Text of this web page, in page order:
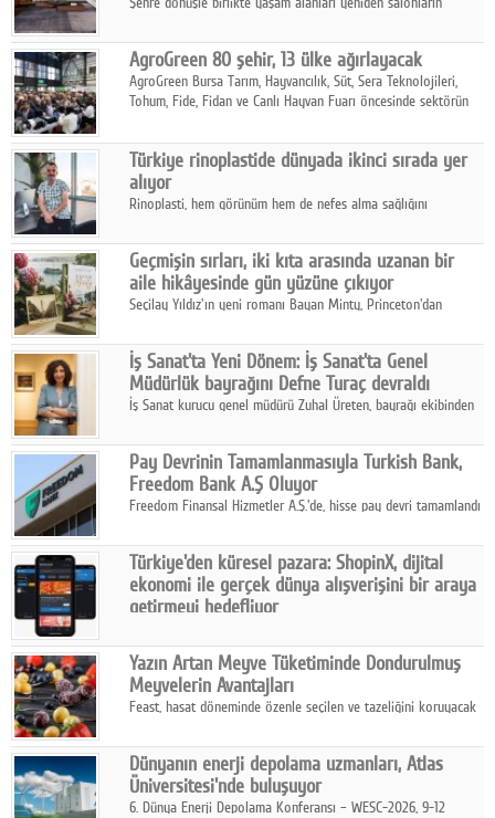
sonbaharın tasarım kodlarını açıklıyor.
AgroGreen 80 şehir, 13 ülke ağırlayacak
AgroGreen Bursa Tarım, Hayvancılık, Süt, Sera Teknolojileri,
Tohum, Fide, Fidan ve Canlı Hayvan Fuarı öncesinde sektörün
Türkiye rinoplastide dünyada ikinci sırada yer
alıyor
Rinoplasti, hem görünüm hem de nefes alma sağlığını
biri konumunda.
Geçmişin sırları, iki kıta arasında uzanan bir
aile hikâyesinde gün yüzüne çıkıyor
Seçilay Yıldız'ın yeni romanı Bayan Minty, Princeton'dan
katmanlı bir aile hikâyesi anlatıyor.
İş Sanat'ta Yeni Dönem: İş Sanat'ta Genel
Müdürlük bayrağını Defne Turaç devraldı
İş Sanat kurucu genel müdürü Zuhal Üreten, bayrağı ekibinden
Pay Devrinin Tamamlanmasıyla Turkish Bank,
Freedom Bank A.Ş Oluyor
Freedom Finansal Hizmetler A.Ş.'de, hisse pay devri tamamlandı
Turkish Bank'ın ticaret unvanının “Freedom Bank A.Ş.” olmasına
karar verildi.
Türkiye'den küresel pazara: ShopinX, dijital
ekonomi ile gerçek dünya alışverişini bir araya
getirmeyi hedefliyor
ekonomi ile gerçek dünya alışveriş deneyimi arasında köprü
kurmayı hedefleyen vizyonuyla uluslararası pazarlara açılıyor.
Yazın Artan Meyve Tüketiminde Dondurulmuş
Meyvelerin Avantajları
Feast, hasat döneminde özenle seçilen ve tazeliğini koruyacak
pratik, güvenilir ve lezzetli bir alternatif sunuyor.
Dünyanın enerji depolama uzmanları, Atlas
Üniversitesi'nde buluşuyor
6. Dünya Enerji Depolama Konferansı – WESC-2026, 9-12